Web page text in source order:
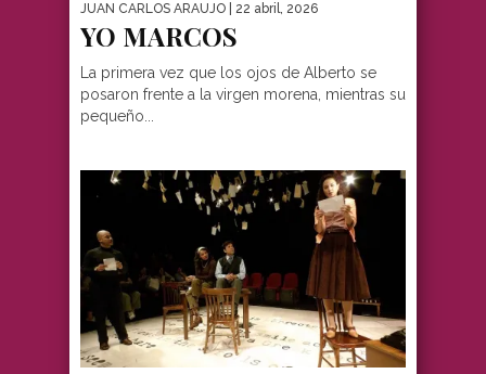
JUAN CARLOS ARAUJO | 22 abril, 2026
YO MARCOS
La primera vez que los ojos de Alberto se
posaron frente a la virgen morena, mientras su
pequeño...